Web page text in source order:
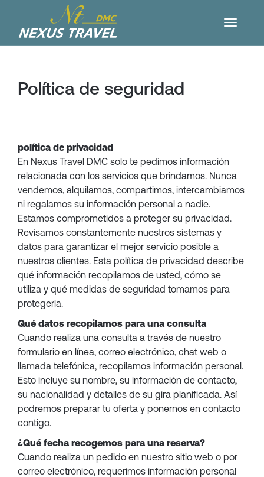
Política de seguridad
política de privacidad
En Nexus Travel DMC solo te pedimos información
relacionada con los servicios que brindamos. Nunca
vendemos, alquilamos, compartimos, intercambiamos
ni regalamos su información personal a nadie.
Estamos comprometidos a proteger su privacidad.
Revisamos constantemente nuestros sistemas y
datos para garantizar el mejor servicio posible a
nuestros clientes. Esta política de privacidad describe
qué información recopilamos de usted, cómo se
utiliza y qué medidas de seguridad tomamos para
protegerla.
Qué datos recopilamos para una consulta
Cuando realiza una consulta a través de nuestro
formulario en línea, correo electrónico, chat web o
llamada telefónica, recopilamos información personal.
Esto incluye su nombre, su información de contacto,
su nacionalidad y detalles de su gira planificada. Así
podremos preparar tu oferta y ponernos en contacto
contigo.
¿Qué fecha recogemos para una reserva?
Cuando realiza un pedido en nuestro sitio web o por
correo electrónico, requerimos información personal